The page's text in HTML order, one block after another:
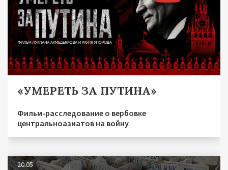
«УМЕРЕТЬ ЗА ПУТИНА»
Фильм-расследование о вербовке
центральноазиатов на войну
20.05